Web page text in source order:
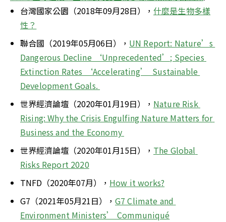
台灣國家公園（2018年09月28日）， 什麼是生物多樣
性？
聯合國（2019年05月06日）， UN Report: Nature’s
Dangerous Decline ‘Unprecedented’; Species
Extinction Rates ‘Accelerating’  Sustainable
Development Goals.
世界經濟論壇（2020年01月19日）， Nature Risk
Rising: Why the Crisis Engulfing Nature Matters for
Business and the Economy
世界經濟論壇（2020年01月15日）， The Global
Risks Report 2020
TNFD（2020年07月）， How it works?
G7（2021年05月21日）， G7 Climate and
Environment Ministers’ Communiqué